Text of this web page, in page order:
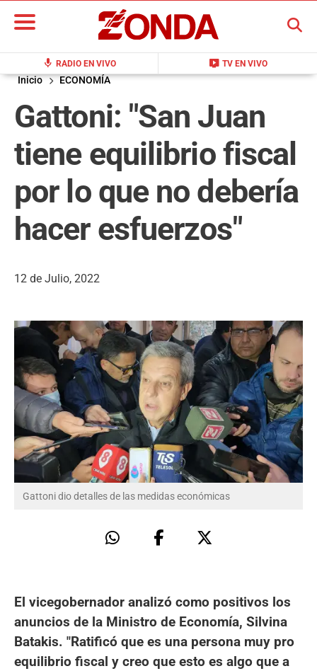
mic RADIO EN VIVO live_tv TV EN VIVO
BUSCAR
Inicio ECONOMÍA
Gattoni: "San Juan
tiene equilibrio fiscal
por lo que no debería
hacer esfuerzos"
12 de Julio, 2022
Gattoni dio detalles de las medidas económicas
El vicegobernador analizó como positivos los
anuncios de la Ministro de Economía, Silvina
Batakis. "Ratificó que es una persona muy pro
equilibrio fiscal y creo que esto es algo que a